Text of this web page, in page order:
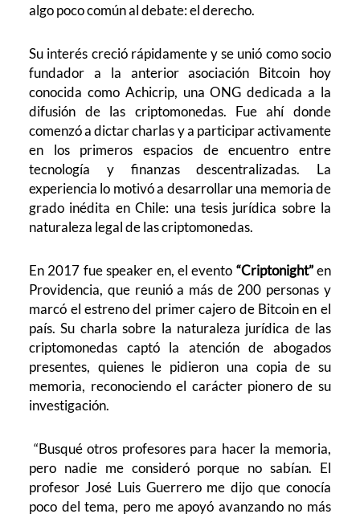
algo poco común al debate: el derecho.
Su interés creció rápidamente y se unió como socio
fundador a la anterior asociación Bitcoin hoy
conocida como Achicrip, una ONG dedicada a la
difusión de las criptomonedas. Fue ahí donde
comenzó a dictar charlas y a participar activamente
en los primeros espacios de encuentro entre
tecnología y finanzas descentralizadas. La
experiencia lo motivó a desarrollar una memoria de
grado inédita en Chile: una tesis jurídica sobre la
naturaleza legal de las criptomonedas.
En 2017 fue speaker en, el evento “Criptonight”en
Providencia, que reunió a más de 200 personas y
marcó el estreno del primer cajero de Bitcoin en el
país. Su charla sobre la naturaleza jurídica de las
criptomonedas captó la atención de abogados
presentes, quienes le pidieron una copia de su
memoria, reconociendo el carácter pionero de su
investigación.
“Busqué otros profesores para hacer la memoria,
pero nadie me consideró porque no sabían. El
profesor José Luis Guerrero me dijo que conocía
poco del tema, pero me apoyó avanzando no más